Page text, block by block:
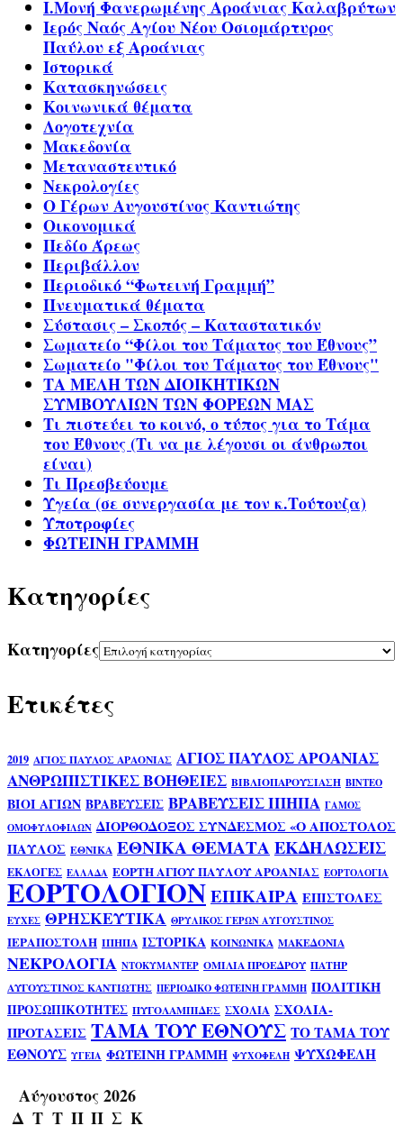
Ι.Μονή Φανερωμένης Αροάνιας Καλαβρύτων
Ιερός Ναός Αγίου Νέου Οσιομάρτυρος
Παύλου εξ Αροάνιας
Ιστορικά
Κατασκηνώσεις
Κοινωνικά θέματα
Λογοτεχνία
Μακεδονία
Μεταναστευτικό
Νεκρολογίες
Ο Γέρων Αυγουστίνος Καντιώτης
Οικονομικά
Πεδίο Άρεως
Περιβάλλον
Περιοδικό “Φωτεινή Γραμμή”
Πνευματικά θέματα
Σύστασις – Σκοπός – Καταστατικόν
Σωματείο “Φίλοι του Τάματος του Έθνους”
Σωματείο "Φίλοι του Τάματος του Έθνους"
ΤΑ ΜΕΛΗ ΤΩΝ ΔΙΟΙΚΗΤΙΚΩΝ
ΣΥΜΒΟΥΛΙΩΝ ΤΩΝ ΦΟΡΕΩΝ ΜΑΣ
Τι πιστεύει το κοινό, ο τύπος για το Τάμα
του Έθνους (Τι να με λέγουσι οι άνθρωποι
είναι)
Τι Πρεσβεύουμε
Υγεία (σε συνεργασία με τον κ.Τούτουζα)
Υποτροφίες
ΦΩΤΕΙΝΗ ΓΡΑΜΜΗ
Kατηγορίες
Kατηγορίες
Ετικέτες
2019 ΑΓΙΟΣ ΠΑΥΛΟΣ ΑΡΑΟΝΙΑΣ ΑΓΙΟΣ ΠΑΥΛΟΣ ΑΡΟΑΝΙΑΣ
ΑΝΘΡΩΠΙΣΤΙΚΕΣ ΒΟΗΘΕΙΕΣ ΒΙΒΛΙΟΠΑΡΟΥΣΙΑΣΗ ΒΙΝΤΕΟ
ΒΙΟΙ ΑΓΙΩΝ ΒΡΑΒΕΥΣΕΙΣ ΒΡΑΒΕΥΣΕΙΣ ΙΠΗΠΑ ΓΑΜΟΣ
ΟΜΟΦΥΛΟΦΙΛΩΝ ΔΙΟΡΘΟΔΟΞΟΣ ΣΥΝΔΕΣΜΟΣ «Ο ΑΠΟΣΤΟΛΟΣ
ΠΑΥΛΟΣ ΕΘΝΙΚΑ ΕΘΝΙΚΑ ΘΕΜΑΤΑΕΚΔΗΛΩΣΕΙΣ
ΕΚΛΟΓΕΣ ΕΛΛΑΔΑ ΕΟΡΤΗ ΑΓΙΟΥ ΠΑΥΛΟΥ ΑΡΟΑΝΙΑΣ ΕΟΡΤΟΛΟΓΙΑ
ΕΟΡΤΟΛΟΓΙΟΝΕΠΙΚΑΙΡΑ ΕΠΙΣΤΟΛΕΣ
ΕΥΧΕΣ ΘΡΗΣΚΕΥΤΙΚΑ ΘΡΥΛΙΚΟΣ ΓΕΡΩΝ ΑΥΓΟΥΣΤΙΝΟΣ
ΙΕΡΑΠΟΣΤΟΛΗ ΙΠΗΠΑ ΙΣΤΟΡΙΚΑ ΚΟΙΝΩΝΙΚΑ ΜΑΚΕΔΟΝΙΑ
ΝΕΚΡΟΛΟΓΙΑ ΝΤΟΚΥΜΑΝΤΕΡ ΟΜΙΛΙΑ ΠΡΟΕΔΡΟΥ ΠΑΤΗΡ
ΑΥΓΟΥΣΤΙΝΟΣ ΚΑΝΤΙΩΤΗΣ ΠΕΡΙΟΔΙΚΟ ΦΩΤΕΙΝΗ ΓΡΑΜΜΗ ΠΟΛΙΤΙΚΗ
ΠΡΟΣΩΠΙΚΟΤΗΤΕΣ ΠΥΓΟΛΑΜΠΙΔΕΣ ΣΧΟΛΙΑ ΣΧΟΛΙΑ-
ΠΡΟΤΑΣΕΙΣ ΤΑΜΑ ΤΟΥ ΕΘΝΟΥΣ ΤΟ ΤΑΜΑ ΤΟΥ
ΕΘΝΟΥΣ ΥΓΕΙΑ ΦΩΤΕΙΝΗ ΓΡΑΜΜΗ ΨΥΧΟΦΕΛΗ ΨΥΧΩΦΕΛΗ
Αύγουστος 2026
Δ Τ Τ Π Π Σ Κ